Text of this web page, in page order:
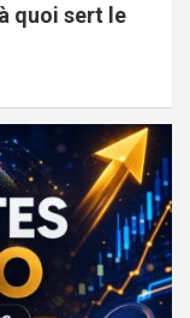
quoi sert le